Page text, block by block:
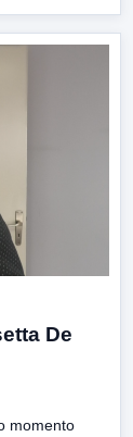
De
momento